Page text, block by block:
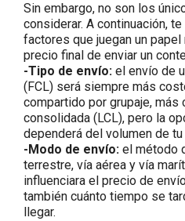
Sin embargo, no son los
considerar. A continuación,
factores que juegan un
precio final de enviar un
-Tipo de envío: el envío de
(FCL) será siempre más
compartido por grupaje, más
consolidada (LCL), pero la
dependerá del volumen de tu
-Modo de envío: el método
terrestre, vía aérea y vía
influenciara el precio de
también cuánto tiempo se
llegar.